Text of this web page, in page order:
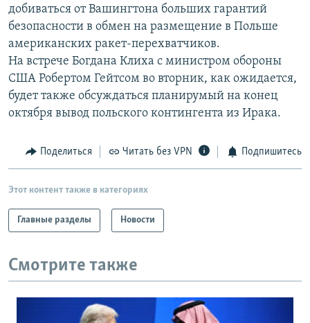
СОЦИАЛЬНЫЕ СЕТИ
Все сайты РСЕ/РС
добиваться от Вашингтона больших гарантий
безопасности в обмен на размещение в Польше
американских ракет-перехватчиков.
На встрече Богдана Клиха с министром обороны
США Робертом Гейтсом во вторник, как ожидается,
будет также обсуждаться планирумый на конец
октября вывод польского контингента из Ирака.
Поделиться Читать без VPN Подпишитесь
Этот контент также в категориях
Главные разделы Новости
Смотрите также